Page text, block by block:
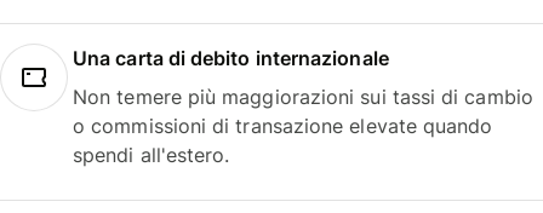
Una carta di debito internazionale
Non temere più maggiorazioni sui tassi di cambio
o commissioni di transazione elevate quando
spendi all'estero.